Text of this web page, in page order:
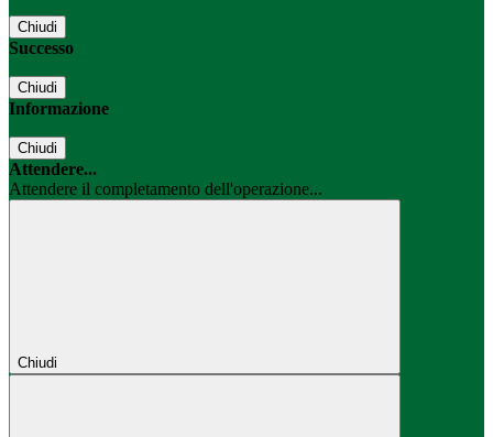
Chiudi
Successo
Chiudi
Informazione
Chiudi
Attendere...
Attendere il completamento dell'operazione...
Chiudi